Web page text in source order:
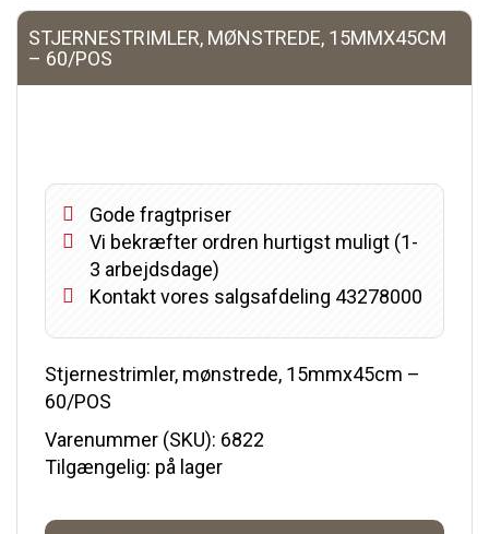
STJERNESTRIMLER, MØNSTREDE, 15MMX45CM
– 60/POS
Gode fragtpriser
Vi bekræfter ordren hurtigst muligt (1-
3 arbejdsdage)
Kontakt vores salgsafdeling 43278000
Stjernestrimler, mønstrede, 15mmx45cm –
60/POS
Varenummer (SKU): 6822
Tilgængelig: på lager